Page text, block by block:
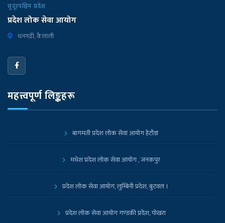
सुदूरपश्चिम प्रदेश
प्रदेश लोक सेवा आयोग
धनगढी, कैलाली
महत्त्वपूर्ण लिङ्कहरू
बागमती प्रदेश लोक सेवा आयोग हेटौडा
मधेश प्रदेश लोक सेवा आयोग , जनकपुर
प्रदेश लोक सेवा आयोग, लुम्बिनी प्रदेश, बुटवल ।
प्रदेश लोक सेवा आयोग गण्डकी प्रदेश, पोखरा